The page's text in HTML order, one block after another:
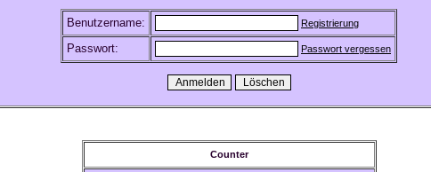
Benutzername: Registrierung
Passwort: Passwort vergessen
Counter